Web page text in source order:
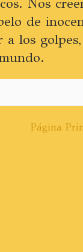
de
los
Página